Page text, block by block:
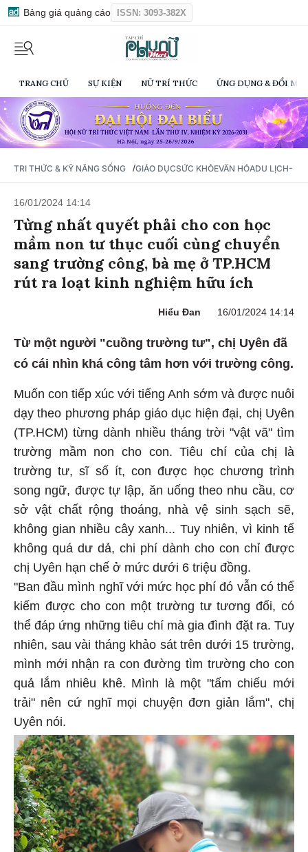
Bảng giá quảng cáo ISSN: 3093-382X
TRANG CHỦ SỰ KIỆN NỮ TRÍ THỨC ỨNG DỤNG & ĐỔI
TRI THỨC & KỸ NĂNG SỐNG /GIÁO DỤCSỨC KHỎEVĂN HÓADU LỊCH-
16/01/2024 14:14
Từng nhất quyết phải cho con học
mầm non tư thục cuối cùng chuyển
sang trường công, bà mẹ ở TP.HCM
rút ra loạt kinh nghiệm hữu ích
Hiểu Đan 16/01/2024 14:14
Từ một người "cuồng trường tư", chị Uyên đã
có cái nhìn khá công tâm hơn với trường công.
Muốn con tiếp xúc với tiếng Anh sớm và được nuôi
dạy theo phương pháp giáo dục hiện đại, chị Uyên
(TP.HCM) từng dành nhiều tháng trời "vật vã" tìm
trường mầm non cho con. Tiêu chí của chị là
trường tư, sĩ số ít, con được học chương trình
song ngữ, được tự lập, ăn uống theo nhu cầu, cơ
sở vật chất rộng thoáng, nhà vệ sinh sạch sẽ,
không gian nhiều cây xanh... Tuy nhiên, vì kinh tế
không quá dư dả, chi phí dành cho con chỉ được
chị Uyên hạn chế ở mức dưới 6 triệu đồng.
"Ban đầu mình nghĩ với mức học phí đó vẫn có thể
kiếm được cho con một trường tư tương đối, có
thể đáp ứng những tiêu chí mà gia đình đặt ra. Tuy
nhiên, sau vài tháng khảo sát trên dưới 15 trường,
mình mới nhận ra con đường tìm trường cho con
quả lắm nhiêu khê. Mình là một "tấm chiếu mới
trải" nên cứ nghĩ mọi chuyện đơn giản lắm", chị
Uyên nói.